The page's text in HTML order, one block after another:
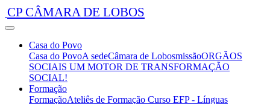
CP CÂMARA DE LOBOS
Casa do Povo
Casa do PovoA sedeCâmara de LobosmissãoORGÃOS
SOCIAIS UM MOTOR DE TRANSFORMAÇÃO
SOCIAL!
Formação
FormaçãoAteliês de Formação Curso EFP - Línguas